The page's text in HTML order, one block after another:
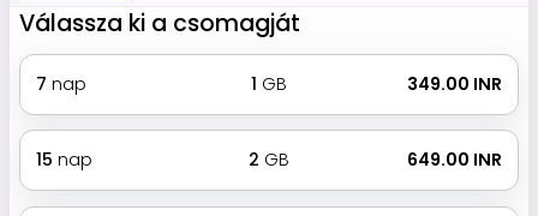
Válassza ki a csomagját
7 nap 1 GB ₹ 349.00 INR
15 nap 2 GB ₹ 649.00 INR